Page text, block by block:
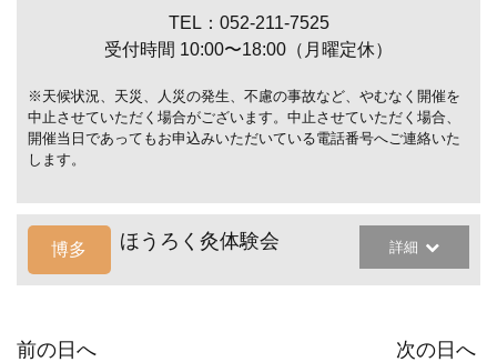
TEL：052-211-7525
受付時間 10:00〜18:00（月曜定休）
※天候状況、天災、人災の発生、不慮の事故など、やむなく開催を
中止させていただく場合がございます。中止させていただく場合、
開催当日であってもお申込みいただいている電話番号へご連絡いた
します。
博多 ほうろく灸体験会 詳細
前の日へ 次の日へ